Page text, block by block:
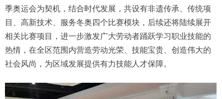
季奥运会为契机，结合时代发展，共设有非遗传承、传统项
目、高新技术、服务冬奥四个比赛模块，后续还将陆续展开
相关比赛项目，进一步激发广大劳动者踊跃学习职业技能的
热情，在全区范围内营造劳动光荣、技能宝贵、创造伟大的
社会风尚，为区域发展提供有力技能人才保障。